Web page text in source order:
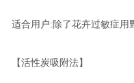
适合用户:除了花卉过敏症用
【活性炭吸附法】